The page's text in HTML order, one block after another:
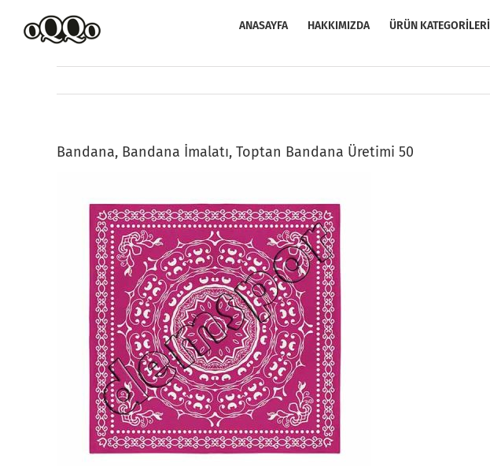
content
ANASAYFA HAKKIMIZDA ÜRÜN KATEGORİLERİ
Bandana, Bandana İmalatı, Toptan Bandana Üretimi 50